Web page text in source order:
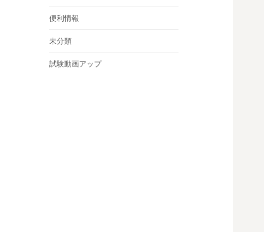
便利情報
未分類
試験動画アップ